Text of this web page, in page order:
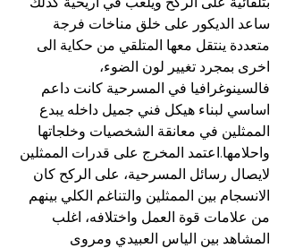
ساعد الديكور على خلق مناخات فرجة
متعددة ينتقل معها المتلقي من حكاية الى
اخرى بمجرد تغيير لون الضوء،
فالسينوغرافيا في المسرحية كانت داعم
اساسي لبناء هيكل فني جميل داخله يبدع
الممثلين في معانقة الشخصيات وخلجاتها
واحلامها.اعتمد المخرج على قدرات الممثلين
لايصال رسائل المسرحية، على الركح كان
الانسجام بين الممثلين والتناغم الكلي بينهم
من علامات قوة العمل واختلافه، اغلب
المشاهد بين الياس العبيدي ومروى